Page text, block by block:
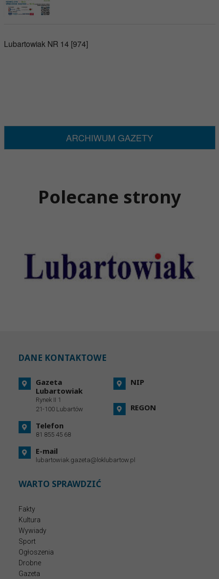
Lubartowiak NR 14 [974]
ARCHIWUM GAZETY
Polecane strony
DANE KONTAKTOWE
Gazeta
Lubartowiak
Rynek II 1
21-100 Lubartów
Telefon
81 855 45 68
E-mail
lubartowiak.gazeta@loklubartow.pl
NIP
REGON
WARTO SPRAWDZIĆ
Fakty
Kultura
Wywiady
Sport
Ogłoszenia
Drobne
Gazeta